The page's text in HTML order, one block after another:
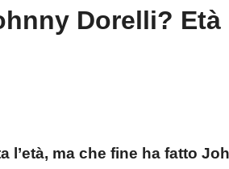
Dorelli?
l’età, ma che fine ha fatto